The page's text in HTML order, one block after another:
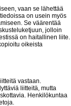
vaan se lähettää
on usein myös
Se väärentää
jolloin
on haitallinen liite.
oikeista
vastaan.
liitteitä, mutta
Henkilökuntaa